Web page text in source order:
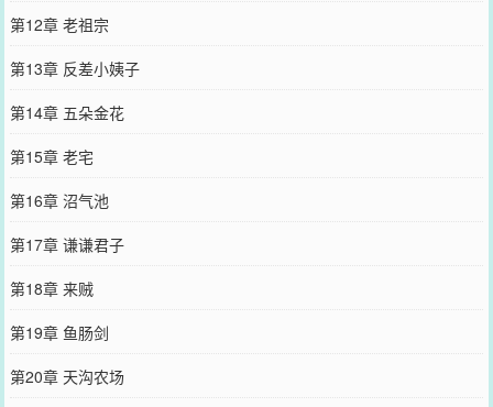
第12章 老祖宗
第13章 反差小姨子
第14章 五朵金花
第15章 老宅
第16章 沼气池
第17章 谦谦君子
第18章 来贼
第19章 鱼肠剑
第20章 天沟农场